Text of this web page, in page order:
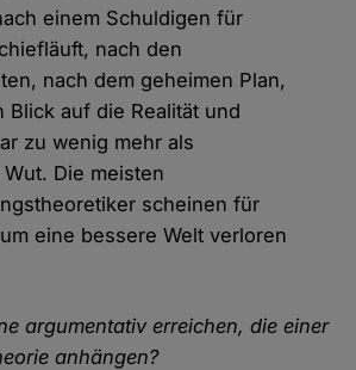
einem Schuldigen für
nach den
nach dem geheimen Plan,
Blick auf die Realität und
zu wenig mehr als
Die meisten
scheinen für
eine bessere Welt verloren
argumentativ erreichen, die einer
anhängen?